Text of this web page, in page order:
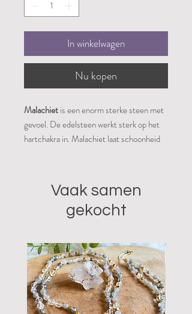
In winkelwagen
Nu kopen
Malachietis een enorm sterke steen met
gevoel. De edelsteen werkt sterk op het
hartchakra in. Malachiet laat schoonheid
zeer zeker ook naar de eigen zelf. De kleur
zegt het eigenlijk al, groen staat voor
vrede, rust en liefde. De steen kent een
gebruiker en zorgt voor gelijkwaardige
relaties.
Hij zorgtvoor tevredenheid, geduld,
invoelingsvermogen en het
verminderen van angst.
Vaak samen
gekocht